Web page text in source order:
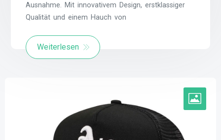
Ausnahme. Mit innovativem Design, erstklassiger
Qualität und einem Hauch von
Weiterlesen